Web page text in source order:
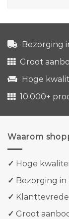
Bezorging
Groot
Hoge
10.000+
Waarom
✓ Hoge
✓ Bezorging in
✓
✓ Groot